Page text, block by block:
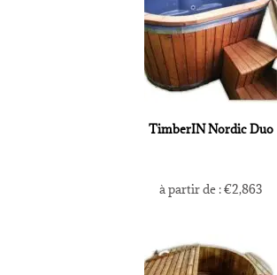
TimberIN Nordic Duo
à partir de :€2,863